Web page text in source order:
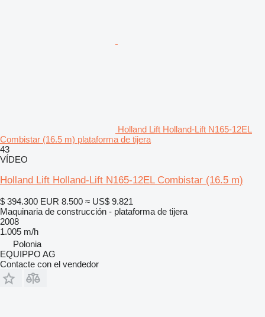
Holland Lift Holland-Lift N165-12EL
Combistar (16.5 m) plataforma de tijera
43
VÍDEO
Holland Lift Holland-Lift N165-12EL Combistar (16.5 m)
$ 394.300 EUR 8.500 ≈ US$ 9.821
Maquinaria de construcción - plataforma de tijera
2008
1.005 m/h
Polonia
EQUIPPO AG
Contacte con el vendedor